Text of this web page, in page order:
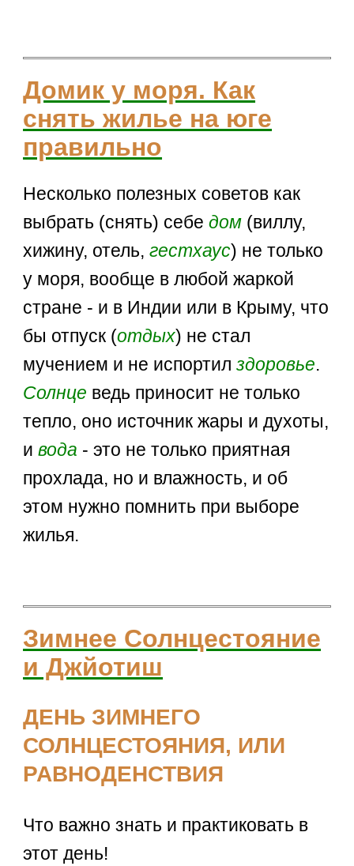
Домик у моря. Как
снять жилье на юге
правильно
Несколько полезных советов как
выбрать (снять) себедом (виллу,
хижину, отель,гестхаус) не только
у моря, вообще в любой жаркой
стране - и в Индии или в Крыму, что
бы отпуск (отдых) не стал
мучением и не испортилздоровье.
Солнце ведь приносит не только
тепло, оно источник жары и духоты,
ивода - это не только приятная
прохлада, но и влажность, и об
этом нужно помнить при выборе
жилья.
Зимнее Солнцестояние
и Джйотиш
ДЕНЬ ЗИМНЕГО
СОЛНЦЕСТОЯНИЯ, ИЛИ
РАВНОДЕНСТВИЯ
Что важно знать и практиковать в
этот день!